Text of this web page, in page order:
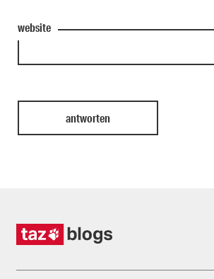
website